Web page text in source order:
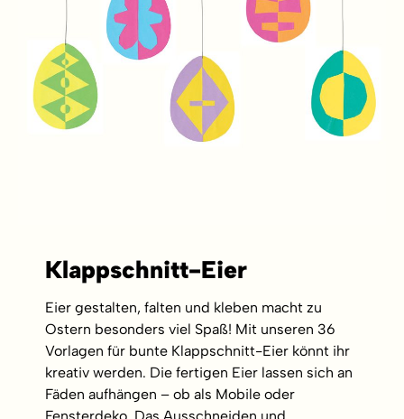
Klappschnitt-Eier
Eier gestalten, falten und kleben macht zu
Ostern besonders viel Spaß! Mit unseren 36
Vorlagen für bunte Klappschnitt-Eier könnt ihr
kreativ werden. Die fertigen Eier lassen sich an
Fäden aufhängen – ob als Mobile oder
Fensterdeko. Das Ausschneiden und